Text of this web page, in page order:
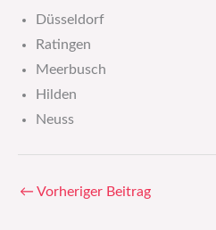
Düsseldorf
Ratingen
Meerbusch
Hilden
Neuss
← Vorheriger Beitrag